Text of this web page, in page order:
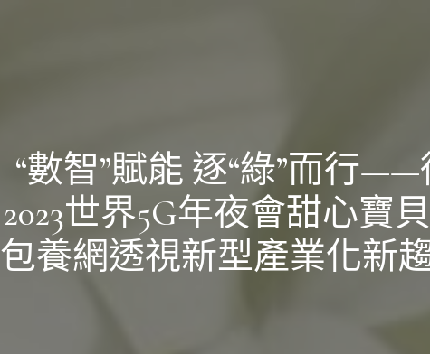
“數智”賦能 逐“綠”而行——
2023世界5G年夜會甜心寶
包養網透視新型產業化新